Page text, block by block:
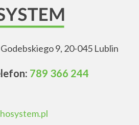
9, 20-045 Lublin
789 366 244